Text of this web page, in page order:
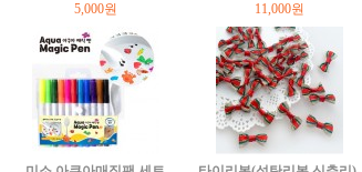
5,000원
11,000원